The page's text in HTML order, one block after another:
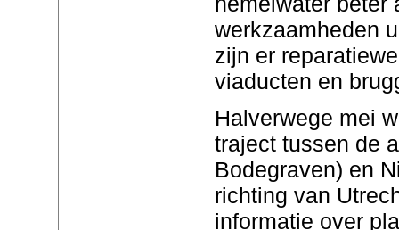
werkzaamheden
zijn er
viaducten en
Halverwege mei
traject tussen de
Bodegraven) en
richting van
informatie over